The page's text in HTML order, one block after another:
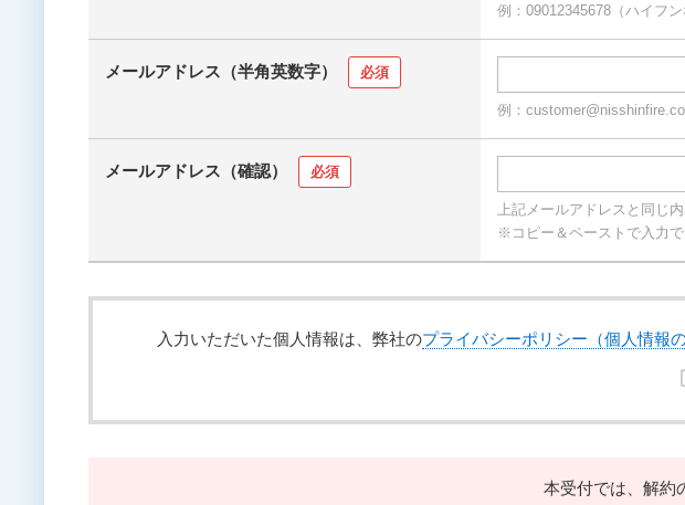
例：09012345678（ハイフン
メールアドレス（半角英数字） 必須
例：
メールアドレス（確認） 必須
上記メールアドレスと同じ
※コピー＆ペーストで入力で
入力いただいた個人情報は、弊社のプライバシーポリシー（個人情報
本受付では、解約